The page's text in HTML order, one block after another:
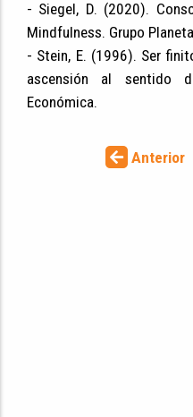
- Siegel, D. (2020).
Mindfulness. Grupo
- Stein, E. (1996). Ser
ascensión al sentido
Económica.
Anterior